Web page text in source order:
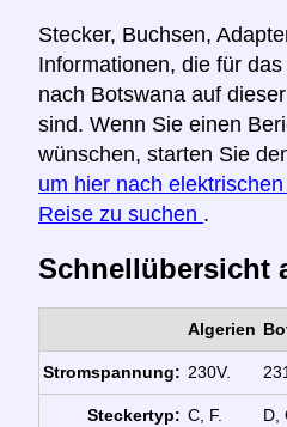
Stecker, Buchsen,
Informationen, die für
nach Botswana auf
sind. Wenn Sie einen
wünschen, starten Sie
um hier nach
Reise zu suchen .
Schnellübersicht
Algerien
Stromspannung: 230V.
Steckertyp: C, F. D,